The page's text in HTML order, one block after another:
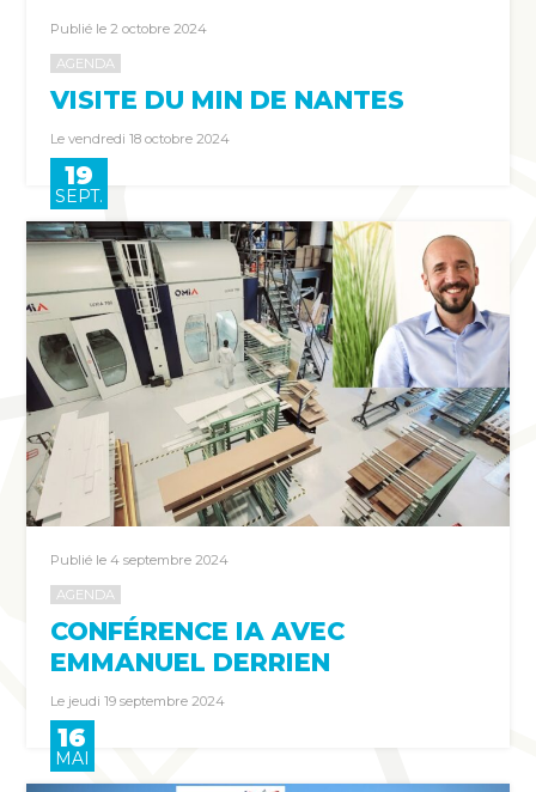
Publié le 2 octobre 2024
AGENDA
VISITE DU MIN DE NANTES
Le vendredi 18 octobre 2024
19
SEPT.
Publié le 4 septembre 2024
AGENDA
CONFÉRENCE IA AVEC
EMMANUEL DERRIEN
Le jeudi 19 septembre 2024
16
MAI